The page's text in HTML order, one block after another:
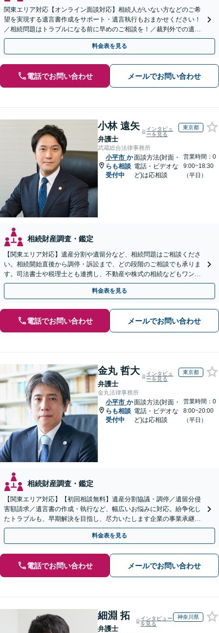
関東エリア対応【オンライン面談対応】相続人がいない方などのご希
望を実現する遺言書作成をサポート・遺言執行もおまかせください！
／相続問題はトラブルになる前に早めのご相談を！／裁判外での遺産
分割協議の経験多数【完全個室】
料金表を見る
電話でお問い合わせ メールでお問い合わせ
小林 遠矢
弁護士
インタビュ
ーを見る
東京都
武蔵総合法律事務所
小平市 か
らも相談
受付中
面談方法(対面・
電話・ビデオな
ど)は応相談
営業時間：0
9:00~18:30
（平日）
相続財産調査・鑑定
【関東エリア対応】遺産分割や遺留分など、相続問題はご相談くださ
い。相続開始直後から調停・訴訟まで、どの段階のご相談でも承りま
す。司法書士や税理士とも連携し、不動産や株式の相続などもワンス
トップで対応可能。遺言書作成や事業承継のご相談にも対応
料金表を見る
電話でお問い合わせ メールでお問い合わせ
金丸 哲大
弁護士
インタビュ
ーを見る
東京都
金丸法律事務所
小平市 か
らも相談
受付中
面談方法(対面・
電話・ビデオな
ど)は応相談
営業時間：0
8:00~20:00
（平日）
相続財産調査・鑑定
【関東エリア対応】【初回相談無料】遺産分割協議・調停／遺留分侵
害額請求／遺言書の作成・執行など、幅広いお悩みに対応。紛争化し
たトラブルも、早期解決を目指し、尽力いたします企業の事業承継の
お悩みもご相談ください【夜間・休日面談】【電話相談可】
料金表を見る
電話でお問い合わせ メールでお問い合わせ
細淵 拓
弁護士
インタビュー
を見る
神奈川県